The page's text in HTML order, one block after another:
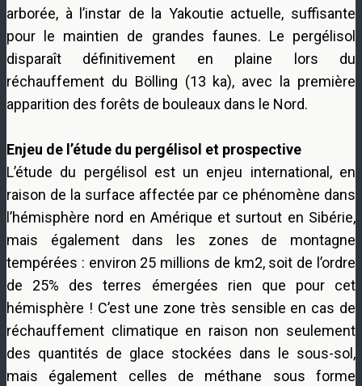
arborée, à l’instar de la Yakoutie actuelle, suffisante
pour le maintien de grandes faunes. Le pergélisol
disparaît définitivement en plaine lors du
réchauffement du Bölling (13 ka), avec la première
apparition des forêts de bouleaux dans le Nord.
Enjeu de l’étude du pergélisol et prospective
L’étude du pergélisol est un enjeu international, en
raison de la surface affectée par ce phénomène dans
l’hémisphère nord en Amérique et surtout en Sibérie,
mais également dans les zones de montagne
tempérées : environ 25 millions de km2, soit de l’ordre
de 25% des terres émergées rien que pour cet
hémisphère ! C’est une zone très sensible en cas de
réchauffement climatique en raison non seulement
des quantités de glace stockées dans le sous-sol,
mais également celles de méthane sous forme